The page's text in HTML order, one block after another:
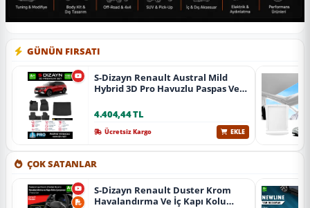
GÜNÜN FIRSATI
S-Dizayn Renault Austral Mild
Hybrid 3D Pro Havuzlu Paspas Ve
Üzeri A+ Kalite
4.404,44 TL
Ücretsiz Kargo EKLE
ÇOK SATANLAR
S-Dizayn Renault Duster Krom
Havalandırma Ve İç Kapı Kolu